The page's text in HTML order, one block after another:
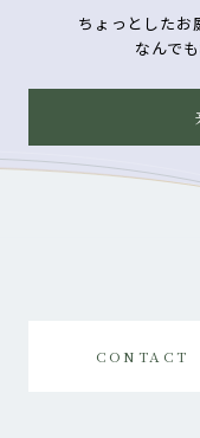
ちょっとしたお
なんで
CONTACT